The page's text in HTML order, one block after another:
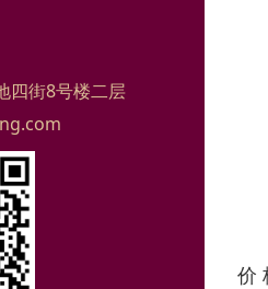
四街8号楼二层
价